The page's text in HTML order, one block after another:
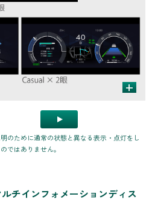
+
のために通常の状態と異なる表示・点灯をし
ではありません。
チインフォメーションディス